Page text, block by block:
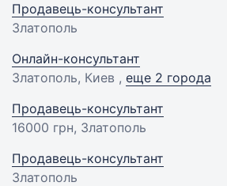
Продавець-консультант
Златополь
Онлайн-консультант
Златополь, Киев , еще 2 города
Продавець-консультант
16000 грн, Златополь
Продавець-консультант
Златополь